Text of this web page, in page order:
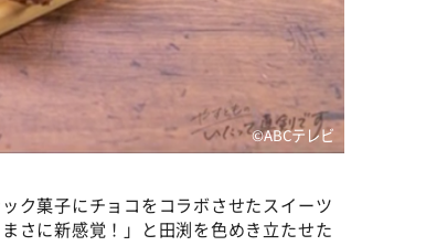
©️ABCテレビ
ク菓子にチョコをコラボさせたスイーツ
さに新感覚！」と田渕を色めき立たせた